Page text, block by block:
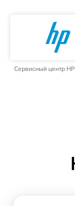
Сервисный центр